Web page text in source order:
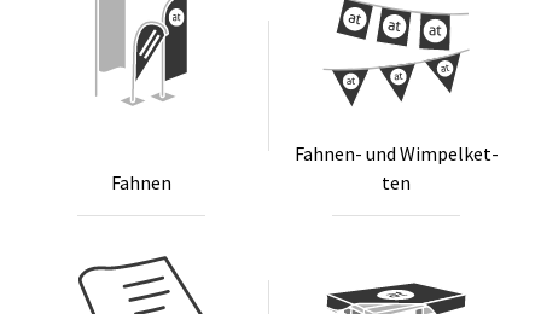
Fah­nen
Fah­nen- und Wim­pel­ket­
ten